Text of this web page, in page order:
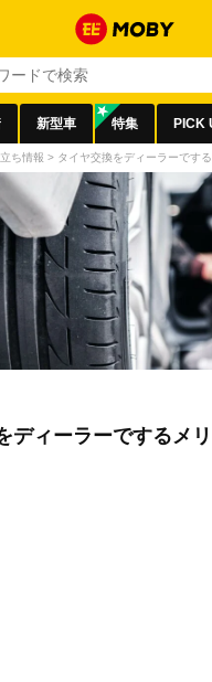
新型車 特集 PICK
ち情報 > タイヤ交換をディーラーです
ディーラーでするメ